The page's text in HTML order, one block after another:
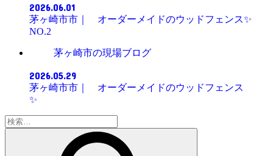
2026.06.01
茅ヶ崎市市｜ オーダーメイドのウッドフェンス✨
NO.2
茅ヶ崎市の現場ブログ
2026.05.29
茅ヶ崎市市｜ オーダーメイドのウッドフェンス
✨
検
索: